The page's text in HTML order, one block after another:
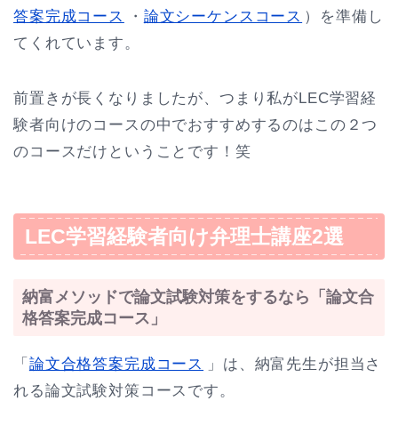
答案完成コース
・ 論文シーケンスコース ）を準備し
てくれています。
前置きが長くなりましたが、つまり私がLEC学習経
験者向けのコースの中でおすすめするのはこの２つ
のコースだけということです！笑
LEC学習経験者向け弁理士講座2選
納富メソッドで論文試験対策をするなら「論文合
格答案完成コース」
「 論文合格答案完成コース
」は、納富先生が担当さ
れる論文試験対策コースです。